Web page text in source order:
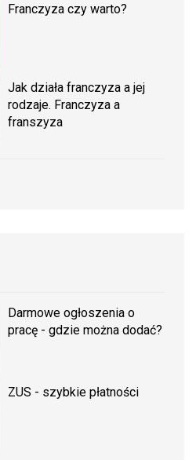
Franczyza czy warto?
Jak działa franczyza a jej
rodzaje. Franczyza a
franszyza
Darmowe ogłoszenia o
pracę - gdzie można dodać?
ZUS - szybkie płatności